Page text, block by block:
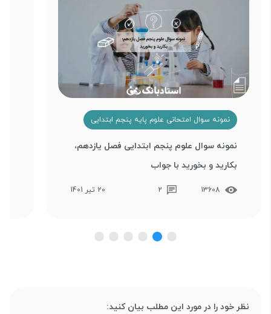
نمونه سوال امتحانی علوم پایه پنجم ابتدایی
نمونه سوال علوم پنجم ابتدایی فصل یازدهم،
بکارید و بخورید با جواب
13608
2 20 تیر 1401
نظر خود را در مورد این مطلب بیان کنید: